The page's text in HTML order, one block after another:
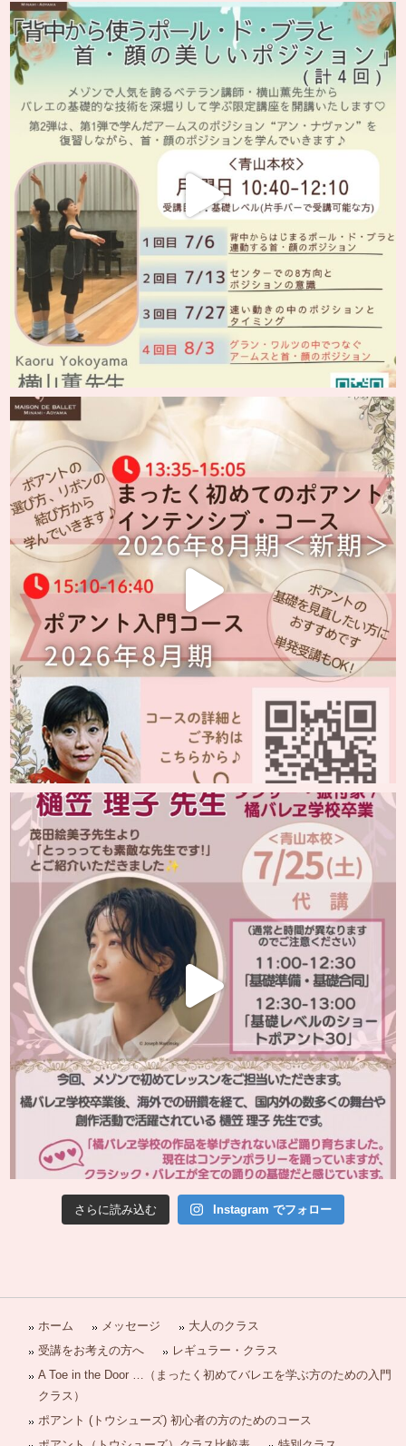
さらに読み込む Instagram でフォロー
ホーム メッセージ
大人のクラス
受講をお考えの方へ
レギュラー・クラス
A Toe in the Door …（まったく初めてバレエを学ぶ方のための入門
クラス）
ポアント (トウシューズ) 初心者の方のためのコース